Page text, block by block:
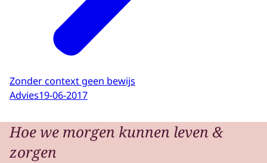
Zonder context geen bewijs
Advies19-06-2017
Hoe we morgen kunnen leven &
zorgen